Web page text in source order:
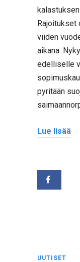
Rajoitukset
viiden
aikana.
edelliselle
pyritään
Lue lisää
UUTISET